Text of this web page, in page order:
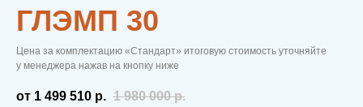
ГЛЭМП 30
Цена за комплектацию «Стандарт» итоговую стоимость уточняйте
у менеджера нажав на кнопку ниже
от 1 499 510 р. 1 980 000 р.